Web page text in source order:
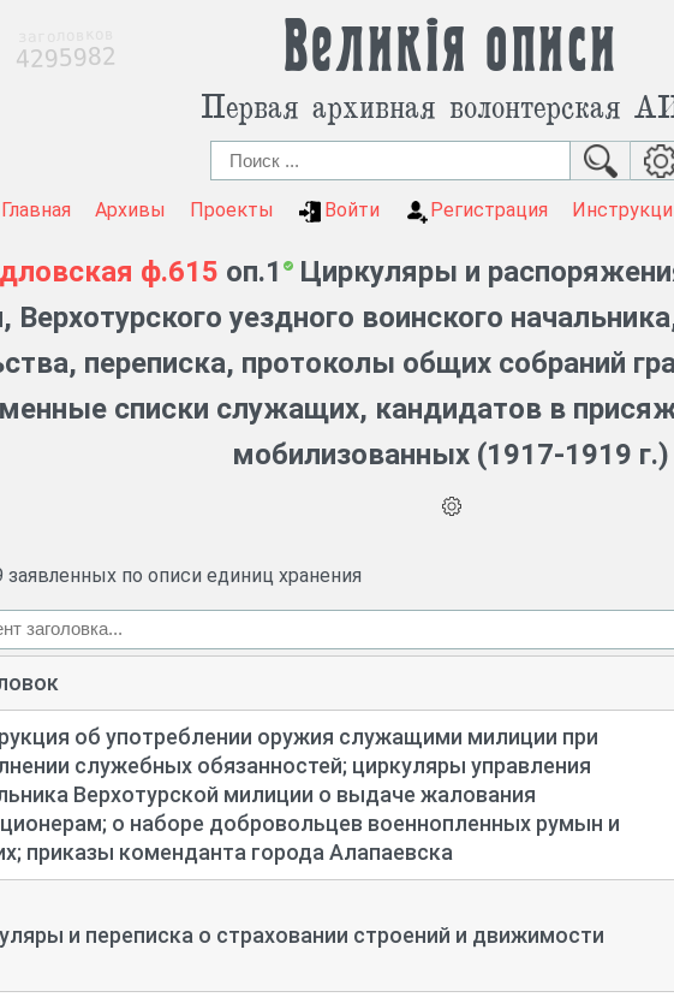
Великія описи
Первая архивная волонтерская
Главная Архивы Проекты Войти Регистрация
ф.615 оп.1
Циркуляры и
Верхотурского уездного воинского
переписка, протоколы общих собраний
списки служащих, кандидатов в
мобилизованных (1917-1919 г.)
заявленных по описи единиц хранения
об употреблении оружия служащими милиции при
служебных обязанностей; циркуляры управления
Верхотурской милиции о выдаче жалования
о наборе добровольцев военнопленных румын и
приказы коменданта города Алапаевска
и переписка о страховании строений и движимости
4295982